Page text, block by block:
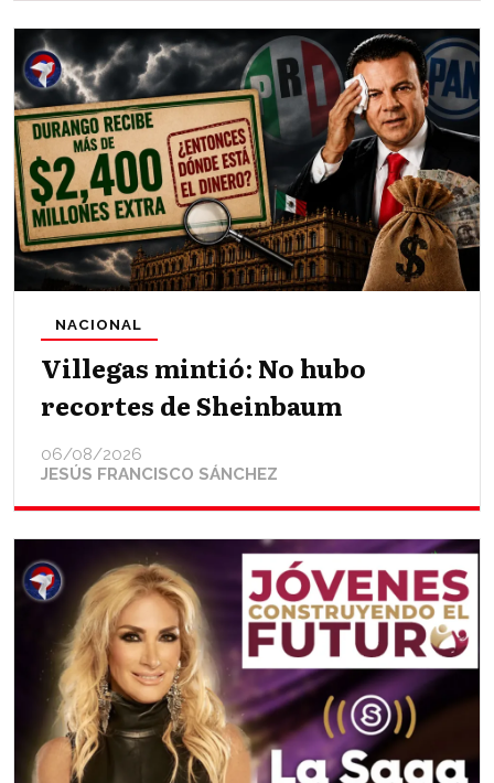
Villegas mintió: No hubo
recortes de Sheinbaum
JESÚS FRANCISCO SÁNCHEZ
NACIONAL
06/08/2026